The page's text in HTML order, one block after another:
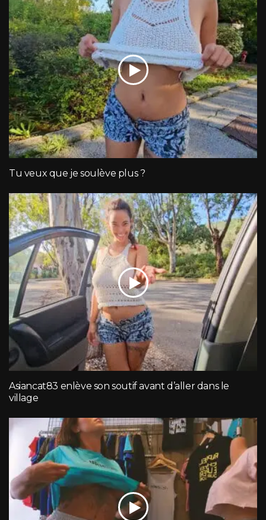
Tu veux que je soulève plus ?
Asiancat83 enlève son soutif avant d’aller dans le
village